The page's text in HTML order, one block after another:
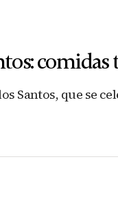
Santos, que se